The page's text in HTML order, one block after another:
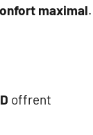
maximal.
offrent